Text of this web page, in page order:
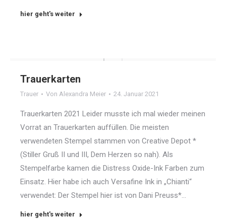
hier geht's weiter
Trauerkarten
Trauer Von Alexandra Meier 24. Januar 2021
Trauerkarten 2021 Leider musste ich mal wieder meinen
Vorrat an Trauerkarten auffüllen. Die meisten
verwendeten Stempel stammen von Creative Depot *
(Stiller Gruß II und III, Dem Herzen so nah). Als
Stempelfarbe kamen die Distress Oxide-Ink Farben zum
Einsatz. Hier habe ich auch Versafine Ink in „Chianti“
verwendet: Der Stempel hier ist von Dani Preuss*…
hier geht's weiter